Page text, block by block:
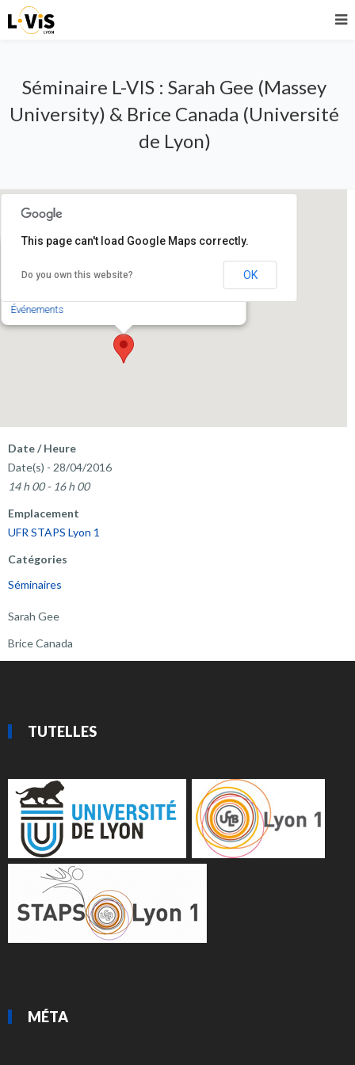
Séminaire L-VIS : Sarah Gee (Massey
University) & Brice Canada (Université
de Lyon)
Événements
This page can't load Google Maps correctly.
Do you own this website? OK
Date / Heure
Date(s) - 28/04/2016
14 h 00 - 16 h 00
Emplacement
UFR STAPS Lyon 1
Catégories
Séminaires
Sarah Gee
Brice Canada
TUTELLES
MÉTA